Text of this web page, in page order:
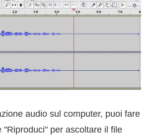
audio sul computer, puoi fare
"Riproduci" per ascoltare il file